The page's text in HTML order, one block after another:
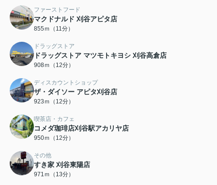
ファーストフード
マクドナルド 刈谷アピタ店
855ｍ（11分）
ドラッグストア
ドラッグストア マツモトキヨシ 刈谷高倉店
908ｍ（12分）
ディスカウントショップ
ザ・ダイソー アピタ刈谷店
923ｍ（12分）
喫茶店・カフェ
コメダ珈琲店刈谷駅アカリヤ店
950ｍ（12分）
その他
すき家 刈谷東陽店
971ｍ（13分）